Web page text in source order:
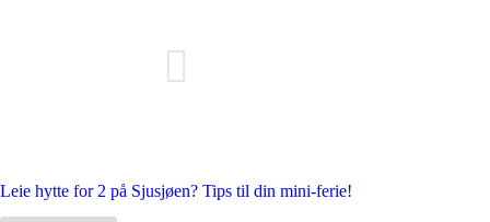
Leie hytte for 2 på Sjusjøen? Tips til din mini-ferie!